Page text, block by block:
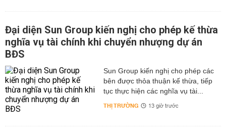
Đại diện Sun Group kiến nghị cho phép kế thừa
nghĩa vụ tài chính khi chuyển nhượng dự án
BĐS
Sun Group kiến nghị cho phép các
bên được thỏa thuận kế thừa, tiếp
tục thực hiện các nghĩa vụ tài...
THỊ TRƯỜNG 13 giờ trước